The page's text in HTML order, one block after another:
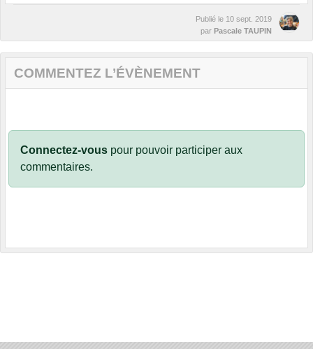
Publié le 10 sept. 2019
par Pascale TAUPIN
COMMENTEZ L’ÉVÈNEMENT
Connectez-vous pour pouvoir participer aux
commentaires.